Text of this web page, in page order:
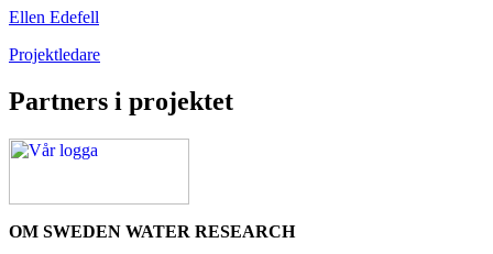
Ellen Edefell
Projektledare
Partners i projektet
OM SWEDEN WATER RESEARCH